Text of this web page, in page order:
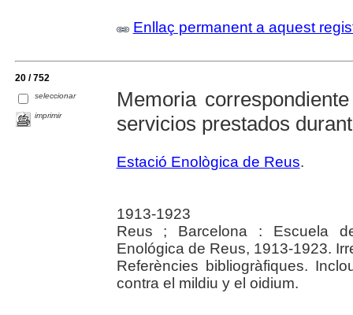
Enllaç permanent a aquest
20 / 752
seleccionar
imprimir
Memoria
servicios prestados
Estació Enològica de Reus.
1913-1923
Reus ; Barcelona : Escuela
Enológica de Reus, 1913-1923.
Referències bibliogràfiques.
contra el mildiu y el oidium.